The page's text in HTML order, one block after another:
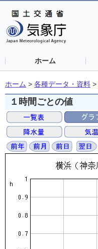
ホーム
ホーム > 各種データ・資料 >
１時間ごとの値